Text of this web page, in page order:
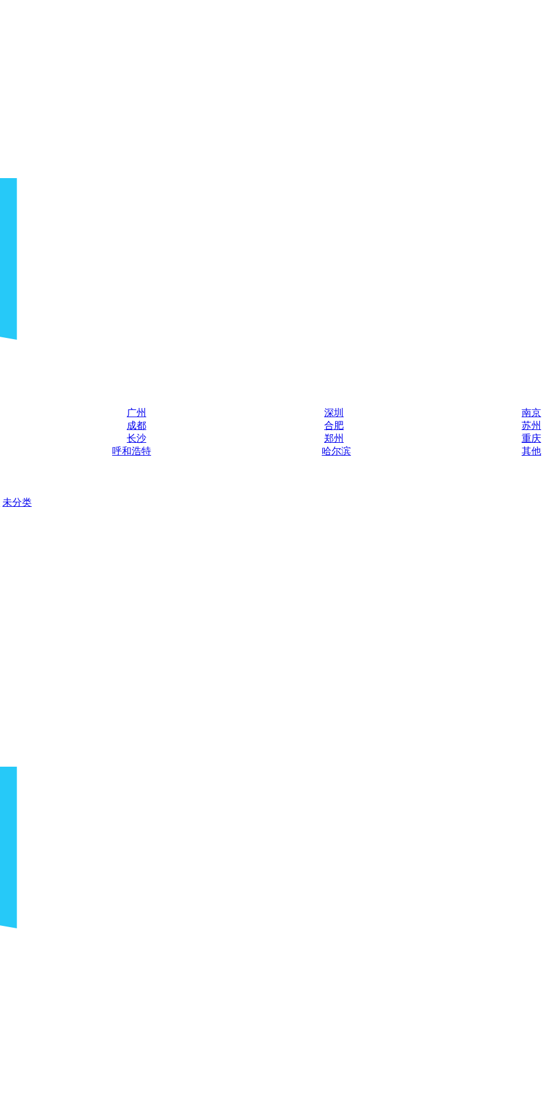
广州 深圳
南京
成都 合肥
苏州
长沙 郑州
重庆
呼和浩特 哈尔滨
其他
未分类